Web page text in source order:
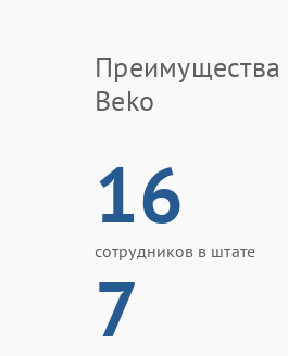
Преимущества
Beko
16
сотрудников в штате
7